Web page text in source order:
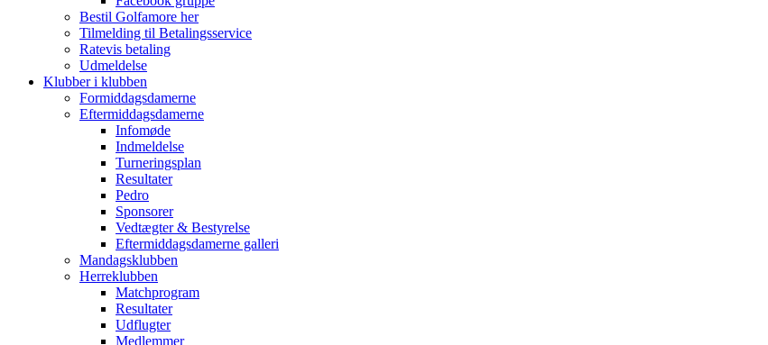
Bestil Golfamore her
Tilmelding til Betalingsservice
Ratevis betaling
Udmeldelse
Klubber i klubben
Formiddagsdamerne
Eftermiddagsdamerne
Infomøde
Indmeldelse
Turneringsplan
Resultater
Pedro
Sponsorer
Vedtægter & Bestyrelse
Eftermiddagsdamerne galleri
Mandagsklubben
Herreklubben
Matchprogram
Resultater
Udflugter
Medlemmer